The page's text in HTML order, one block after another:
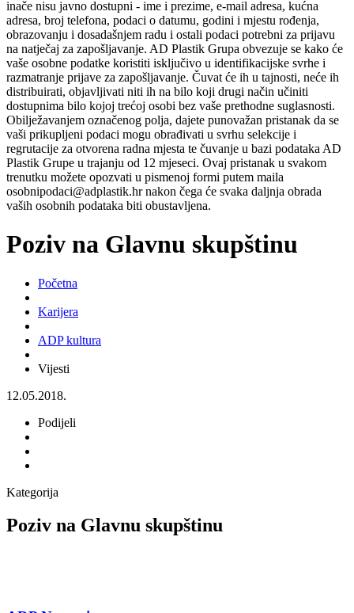
inače nisu javno dostupni - ime i prezime, e-mail adresa, kućna
adresa, broj telefona, podaci o datumu, godini i mjestu rođenja,
obrazovanju i dosadašnjem radu i ostali podaci potrebni za prijavu
na natječaj za zapošljavanje. AD Plastik Grupa obvezuje se kako će
vaše osobne podatke koristiti isključivo u identifikacijske svrhe i
razmatranje prijave za zapošljavanje. Čuvat će ih u tajnosti, neće ih
distribuirati, objavljivati niti ih na bilo koji drugi način učiniti
dostupnima bilo kojoj trećoj osobi bez vaše prethodne suglasnosti.
Obilježavanjem označenog polja, dajete punovažan pristanak da se
vaši prikupljeni podaci mogu obrađivati u svrhu selekcije i
regrutacije za otvorena radna mjesta te čuvanje u bazi podataka AD
Plastik Grupe u trajanju od 12 mjeseci. Ovaj pristanak u svakom
trenutku možete opozvati u pismenoj formi putem maila
osobnipodaci@adplastik.hr nakon čega će svaka daljnja obrada
vaših osobnih podataka biti obustavljena.
Poziv na Glavnu skupštinu
Početna
Karijera
ADP kultura
Vijesti
12.05.2018.
Podijeli
Kategorija
Poziv na Glavnu skupštinu